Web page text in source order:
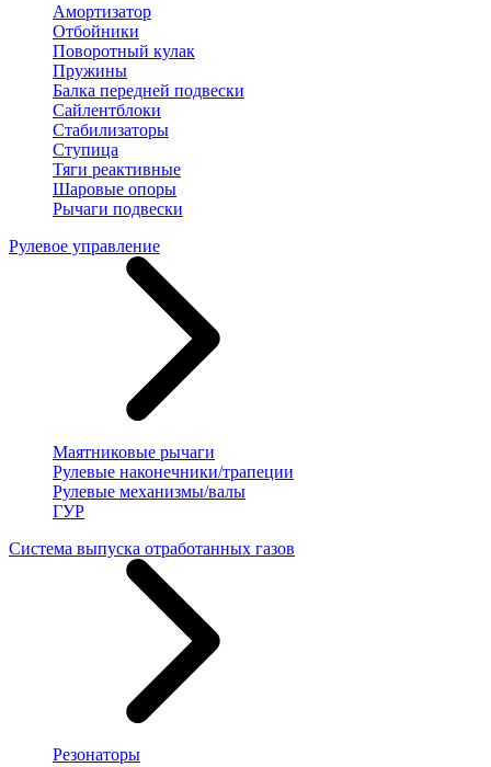
Амортизатор
Отбойники
Поворотный кулак
Пружины
Балка передней подвески
Сайлентблоки
Стабилизаторы
Ступица
Тяги реактивные
Шаровые опоры
Рычаги подвески
Рулевое управление
Маятниковые рычаги
Рулевые наконечники/трапеции
Рулевые механизмы/валы
ГУР
Система выпуска отработанных газов
Резонаторы